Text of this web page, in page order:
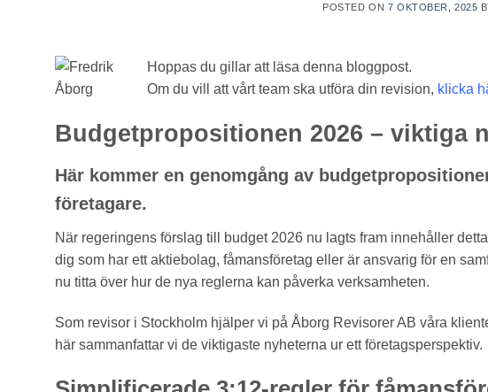
POSTED ON 7 OKTOBER, 2025
Hoppas du gillar att läsa denna bloggpost.
Om du vill att vårt team ska utföra din revision, klicka
Budgetpropositionen 2026 – viktiga
Här kommer en genomgång av
företagare.
När regeringens förslag till budget 2026 nu lagts fram innehåller
dig som har ett aktiebolag, fåmansföretag eller är ansvarig för en
nu titta över hur de nya reglerna kan påverka verksamheten.
Som revisor i Stockholm hjälper vi på Åborg Revisorer AB våra
här sammanfattar vi de viktigaste nyheterna ur ett företagsperspektiv.